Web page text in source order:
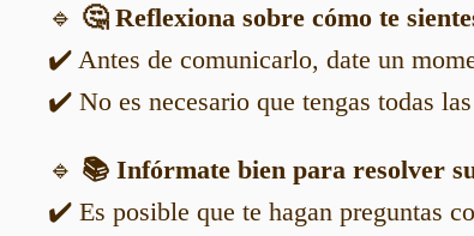
🔹 🤔 Reflexiona sobre cómo te
✔️ Antes de comunicarlo, date un
✔️ No es necesario que tengas todas
🔹 📚 Infórmate bien para resolver
✔️ Es posible que te hagan preguntas